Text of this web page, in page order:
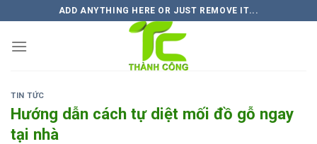
to
content
ADD ANYTHING HERE OR JUST REMOVE IT...
TIN TỨC
Hướng dẫn cách tự diệt mối đồ gỗ ngay
tại nhà